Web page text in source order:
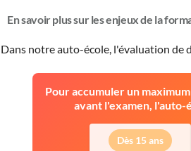
En savoir plus sur les enjeux de la
Dans notre auto-école, l'évaluation de
Pour accumuler un
avant l'examen, l'auto-
Dès 15 ans